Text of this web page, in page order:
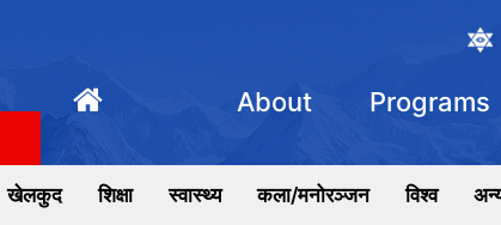
About Programs
खेलकुद शिक्षा स्वास्थ्य कला/मनोरञ्जन विश्व